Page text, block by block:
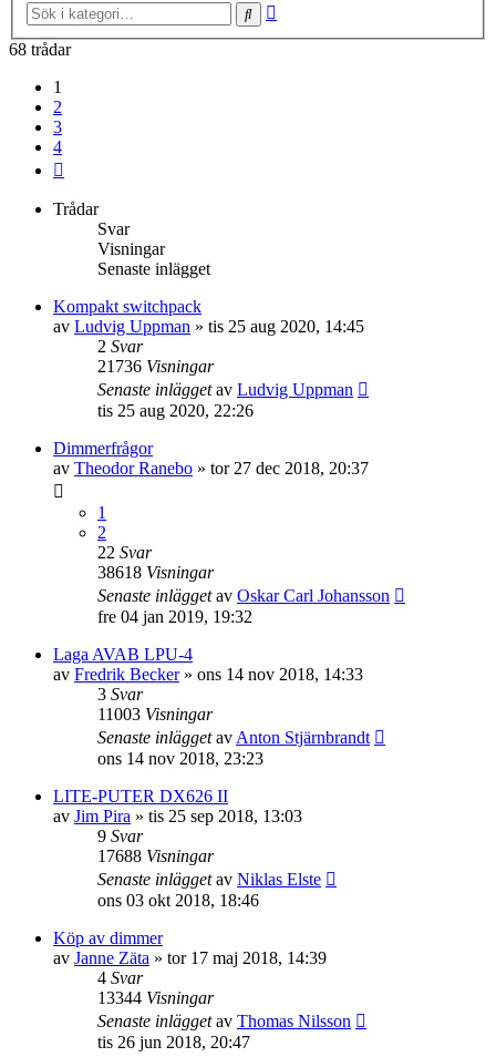
Sök
68 trådar
1
2
3
4
Trådar
Svar
Visningar
Senaste inlägget
Kompakt switchpack
av Ludvig Uppman » tis 25 aug 2020, 14:45
2 Svar
21736 Visningar
Senaste inläggetav Ludvig Uppman
tis 25 aug 2020, 22:26
Dimmerfrågor
av Theodor Ranebo » tor 27 dec 2018, 20:37
1
2
22 Svar
38618 Visningar
Senaste inläggetav Oskar Carl Johansson
fre 04 jan 2019, 19:32
Laga AVAB LPU-4
av Fredrik Becker» ons 14 nov 2018, 14:33
3 Svar
11003 Visningar
Senaste inläggetav Anton Stjärnbrandt
ons 14 nov 2018, 23:23
LITE-PUTER DX626 II
av Jim Pira » tis 25 sep 2018, 13:03
9 Svar
17688 Visningar
Senaste inläggetav Niklas Elste
ons 03 okt 2018, 18:46
Köp av dimmer
av Janne Zäta » tor 17 maj 2018, 14:39
4 Svar
13344 Visningar
Senaste inläggetav Thomas Nilsson
tis 26 jun 2018, 20:47